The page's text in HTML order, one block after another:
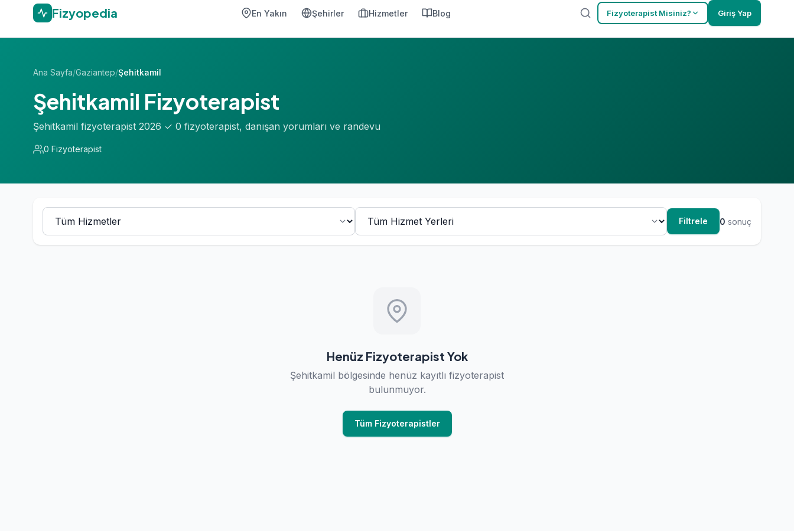
Fizyopedia En Yakın Şehirler Hizmetler Blog Fizyoterapist Misiniz? Giriş Yap
Ana Sayfa/Gaziantep/Şehitkamil
Şehitkamil Fizyoterapist
Şehitkamil fizyoterapist 2026 ✓ 0 fizyoterapist, danışan yorumları ve randevu
0 Fizyoterapist
Filtrele 0 sonuç
Henüz Fizyoterapist Yok
Şehitkamil bölgesinde henüz kayıtlı fizyoterapist
bulunmuyor.
Tüm Fizyoterapistler